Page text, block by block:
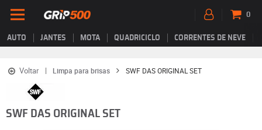
AUTO JANTES MOTA QUADRICICLO CORRENTES DE NEVE
0
Voltar Limpa para brisas SWF DAS ORIGINAL SET
SWF DAS ORIGINAL SET